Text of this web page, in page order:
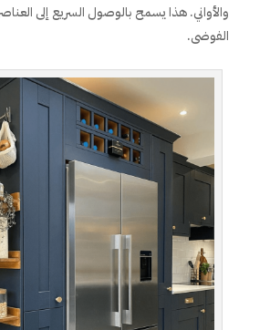
والأواني. هذا يسمح بالوصول السريع إلى
الفوضى.